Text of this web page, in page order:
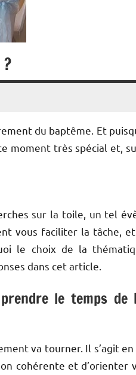
du baptême. Et
moment très spécial et,
sur la toile, un tel
vous faciliter la tâche, et
le choix de la
dans cet article.
le temps de
va tourner. Il s’agit
cohérente et d’orienter